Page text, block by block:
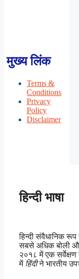
मुख्य लिंक
Terms &
Conditions
Privacy
Policy
Disclaimer
हिन्दी भाषा
हिन्दी संवैधानिक
सबसे अधिक बोली
२०१८ में एक
में हिंदीने भारतीय